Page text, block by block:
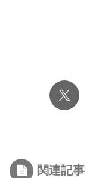
関連記事